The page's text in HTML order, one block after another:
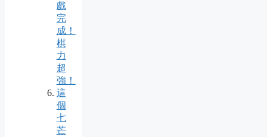
戲
完
成！
棋
力
超
強！
這
個
七
芒